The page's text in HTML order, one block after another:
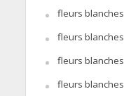
fleurs blanches
fleurs blanches
fleurs blanches
fleurs blanches